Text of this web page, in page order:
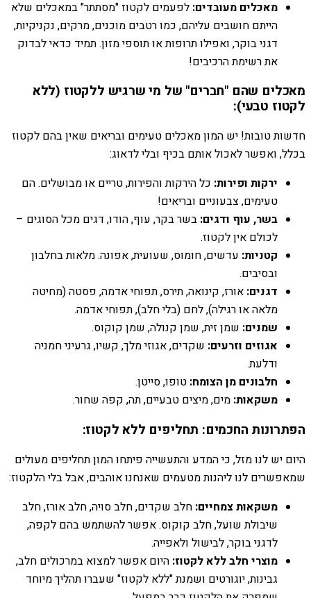
מאכלים מעובדים: לפעמים לקטוז "מסתתר" במאכלים שלא
הייתם חושבים עליהם, כמו רטבים מוכנים, מרקים, נקניקיות,
דגני בוקר, ואפילו תרופות או תוספי מזון. תמיד כדאי לבדוק
את רשימת הרכיבים!
מאכלים שהם "חברים" של מי שרגיש ללקטוז (ללא
לקטוז טבעי):
חדשות טובות! יש המון מאכלים טעימים ובריאים שאין בהם לקטוז
בכלל, ואפשר לאכול אותם בכיף ובלי לדאוג:
ירקות ופירות: כל הירקות והפירות, טריים או מבושלים. הם
טעימים, צבעוניים ובריאים!
בשר, עוף ודגים: בשר בקר, עוף, הודו, דגים מכל הסוגים –
לכולם אין לקטוז.
קטניות: עדשים, חומוס, שעועית, אפונה. מלאות בחלבון
ובסיבים.
דגנים: אורז, קינואה, תירס, תפוחי אדמה, פסטה (מחיטה
מלאה או רגילה), לחם (בלי חלב), תפוחי אדמה.
שמנים: שמן זית, שמן קנולה, שמן קוקוס.
אגוזים וזרעים: שקדים, אגוזי מלך, קשיו, גרעיני חמניה
ודלעת.
חלבונים מן הצומח: טופו, סייטן.
משקאות: מים, מיצים טבעיים, תה, קפה שחור.
הפתרונות החכמים: תחליפים ללא לקטוז:
היום יש לנו מזל, כי המדע והתעשייה פיתחו המון תחליפים מעולים
שמאפשרים לנו ליהנות מטעמים שאנחנו אוהבים, אבל בלי הלקטוז:
משקאות צמחיים: חלב שקדים, חלב סויה, חלב אורז, חלב
שיבולת שועל, חלב קוקוס. אפשר להשתמש בהם לקפה,
לדגני בוקר, לבישול ולאפייה.
מוצרי חלב ללא לקטוז: היום אפשר למצוא במרכולים חלב,
גבינות, יוגורטים ושמנת "ללא לקטוז" שעברו תהליך מיוחד